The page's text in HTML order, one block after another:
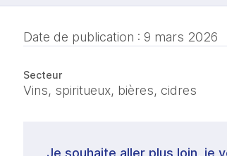
Date de publication : 9 mars 2026
Secteur
Vins, spiritueux, bières, cidres
Je souhaite aller plus loin, je